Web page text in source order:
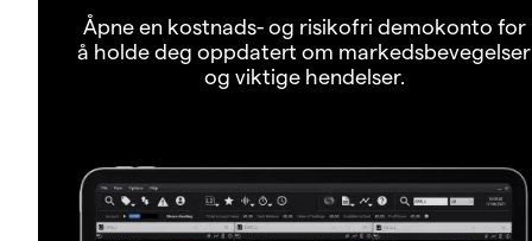
Åpne en kostnads- og risikofri demokonto for
å holde deg oppdatert om markedsbevegelser
og viktige hendelser.